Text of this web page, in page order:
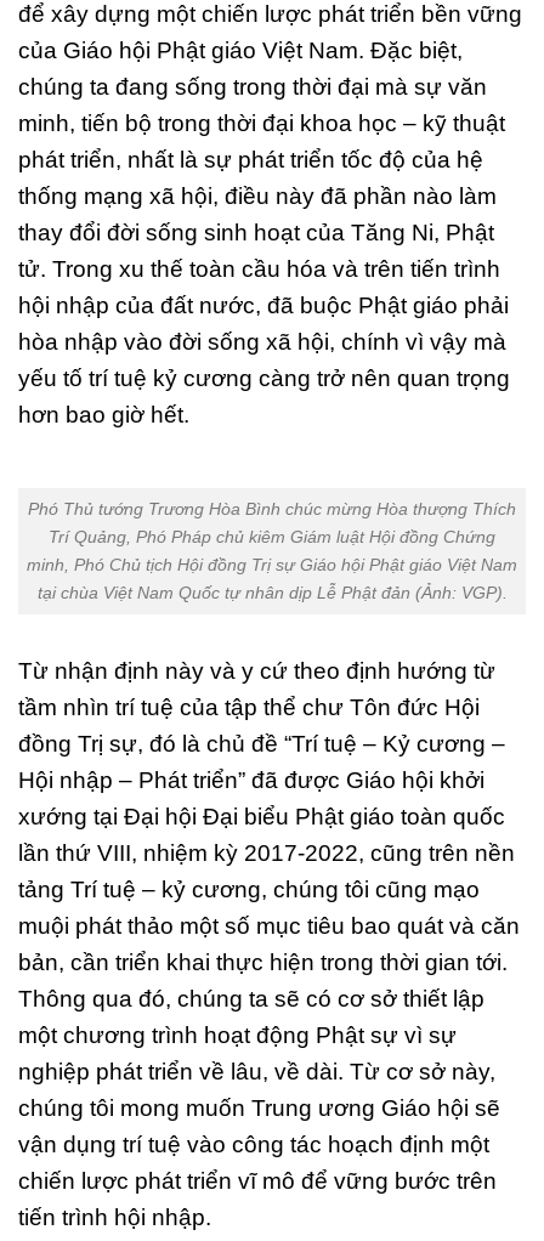
để xây dựng một chiến lược phát triển bền vững
của Giáo hội Phật giáo Việt Nam. Đặc biệt,
chúng ta đang sống trong thời đại mà sự văn
minh, tiến bộ trong thời đại khoa học – kỹ thuật
phát triển, nhất là sự phát triển tốc độ của hệ
thống mạng xã hội, điều này đã phần nào làm
thay đổi đời sống sinh hoạt của Tăng Ni, Phật
tử. Trong xu thế toàn cầu hóa và trên tiến trình
hội nhập của đất nước, đã buộc Phật giáo phải
hòa nhập vào đời sống xã hội, chính vì vậy mà
yếu tố trí tuệ kỷ cương càng trở nên quan trọng
hơn bao giờ hết.
Phó Thủ tướng Trương Hòa Bình chúc mừng Hòa thượng Thích
Trí Quảng, Phó Pháp chủ kiêm Giám luật Hội đồng Chứng
minh, Phó Chủ tịch Hội đồng Trị sự Giáo hội Phật giáo Việt Nam
tại chùa Việt Nam Quốc tự nhân dịp Lễ Phật đản (Ảnh: VGP).
Từ nhận định này và y cứ theo định hướng từ
tầm nhìn trí tuệ của tập thể chư Tôn đức Hội
đồng Trị sự, đó là chủ đề “Trí tuệ – Kỷ cương –
Hội nhập – Phát triển” đã được Giáo hội khởi
xướng tại Đại hội Đại biểu Phật giáo toàn quốc
lần thứ VIII, nhiệm kỳ 2017-2022, cũng trên nền
tảng Trí tuệ – kỷ cương, chúng tôi cũng mạo
muội phát thảo một số mục tiêu bao quát và căn
bản, cần triển khai thực hiện trong thời gian tới.
Thông qua đó, chúng ta sẽ có cơ sở thiết lập
một chương trình hoạt động Phật sự vì sự
nghiệp phát triển về lâu, về dài. Từ cơ sở này,
chúng tôi mong muốn Trung ương Giáo hội sẽ
vận dụng trí tuệ vào công tác hoạch định một
chiến lược phát triển vĩ mô để vững bước trên
tiến trình hội nhập.